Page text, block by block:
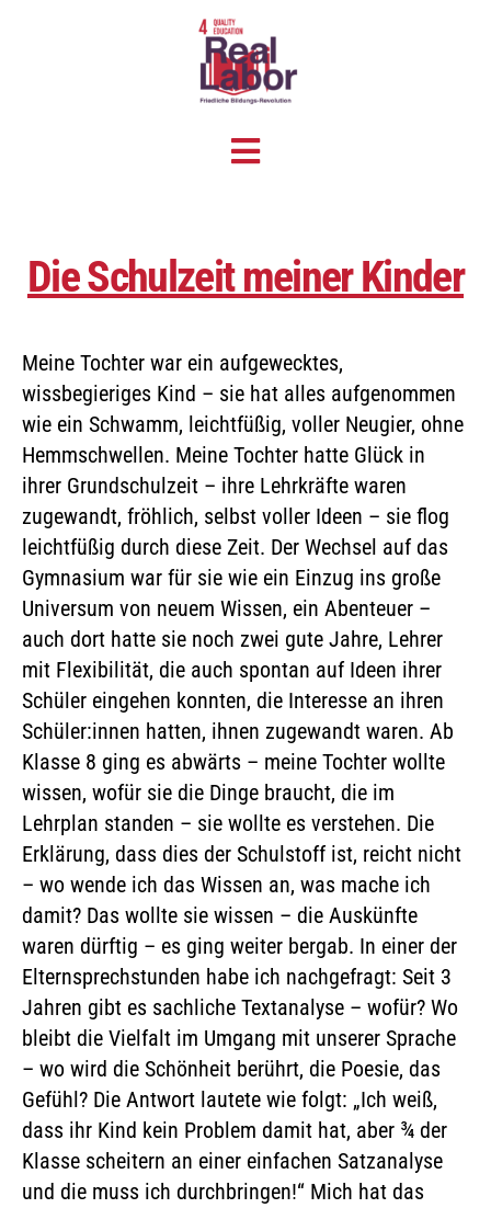
Die Schulzeit meiner Kinder
Meine Tochter war ein aufgewecktes,
wissbegieriges Kind – sie hat alles aufgenommen
wie ein Schwamm, leichtfüßig, voller Neugier, ohne
Hemmschwellen. Meine Tochter hatte Glück in
ihrer Grundschulzeit – ihre Lehrkräfte waren
zugewandt, fröhlich, selbst voller Ideen – sie flog
leichtfüßig durch diese Zeit. Der Wechsel auf das
Gymnasium war für sie wie ein Einzug ins große
Universum von neuem Wissen, ein Abenteuer –
auch dort hatte sie noch zwei gute Jahre, Lehrer
mit Flexibilität, die auch spontan auf Ideen ihrer
Schüler eingehen konnten, die Interesse an ihren
Schüler:innen hatten, ihnen zugewandt waren. Ab
Klasse 8 ging es abwärts – meine Tochter wollte
wissen, wofür sie die Dinge braucht, die im
Lehrplan standen – sie wollte es verstehen. Die
Erklärung, dass dies der Schulstoff ist, reicht nicht
– wo wende ich das Wissen an, was mache ich
damit? Das wollte sie wissen – die Auskünfte
waren dürftig – es ging weiter bergab. In einer der
Elternsprechstunden habe ich nachgefragt: Seit 3
Jahren gibt es sachliche Textanalyse – wofür? Wo
bleibt die Vielfalt im Umgang mit unserer Sprache
– wo wird die Schönheit berührt, die Poesie, das
Gefühl? Die Antwort lautete wie folgt: „Ich weiß,
dass ihr Kind kein Problem damit hat, aber ¾ der
Klasse scheitern an einer einfachen Satzanalyse
und die muss ich durchbringen!“ Mich hat das